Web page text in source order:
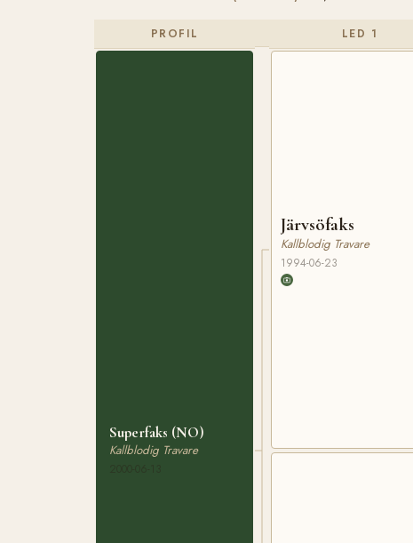
PROFIL
Superfaks (NO)
Kallblodig Travare
LED 1
Järvsöfaks
Kallblodig Travare
1994-06-23